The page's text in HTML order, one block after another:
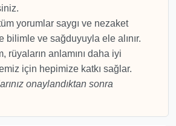
yorumlar saygı ve nezaket
bilimle ve sağduyuyla ele alınır.
rüyaların anlamını daha iyi
için hepimize katkı sağlar.
onaylandıktan sonra